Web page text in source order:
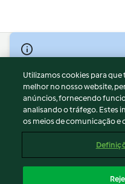
© Copyright 2026
Termos de Utilização
Aviso sobre Proteção de
Aviso
Apoio legal
Conteúdo do relatório
Utilizamos cookies para
melhor no nosso website,
anúncios, fornecendo
analisando o tráfego. Estes
os meios de comunicação e